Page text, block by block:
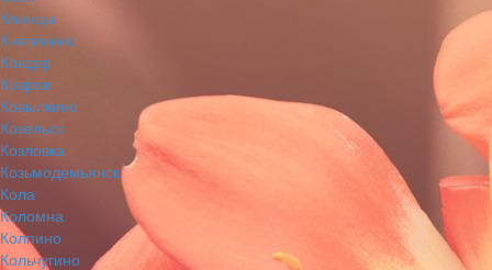
Клинцы
Княгинино
Ковдор
Ковров
Ковылкино
Козельск
Козловка
Козьмодемьянск
Кола
Коломна
Колпино
Кольчугино